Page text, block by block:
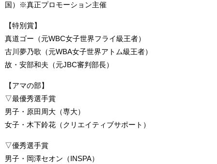
国）※真正プロモーション主催
【特別賞】
真道ゴー（元WBC女子世界フライ級王者）
古川夢乃歌（元WBA女子世界アトム級王者）
故・安部和夫（元JBC審判部長）
【アマの部】
▽最優秀選手賞
男子・原田周大（専大）
女子・木下鈴花（クリエイティブサポート）
▽優秀選手賞
男子・岡澤セオン（INSPA）